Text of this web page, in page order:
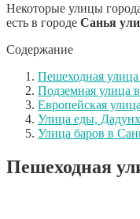
Некоторые улицы
есть в городе Санья
Содержание
Пешеходная
Подземная улица
Европейская
Улица еды,
Улица баров в
Пешеходная